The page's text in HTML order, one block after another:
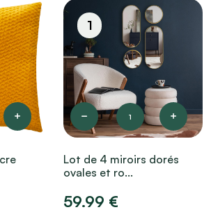
1
1
Lot de 4 miroirs dorés
ovales et ro...
59.99 €